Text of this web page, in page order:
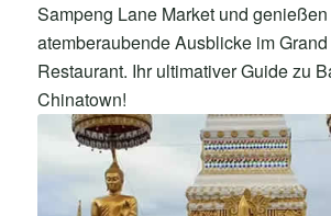
Sampeng Lane Market und
atemberaubende Ausblicke im
Restaurant. Ihr ultimativer Guide zu
Chinatown!